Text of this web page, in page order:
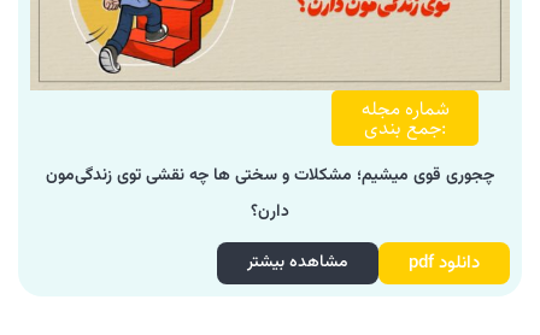
شماره مجله
:جمع بندی
چجوری قوی میشیم؛ مشکلات و سختی ها چه نقشی توی زندگی‌مون
دارن؟
دانلود pdf مشاهده بیشتر